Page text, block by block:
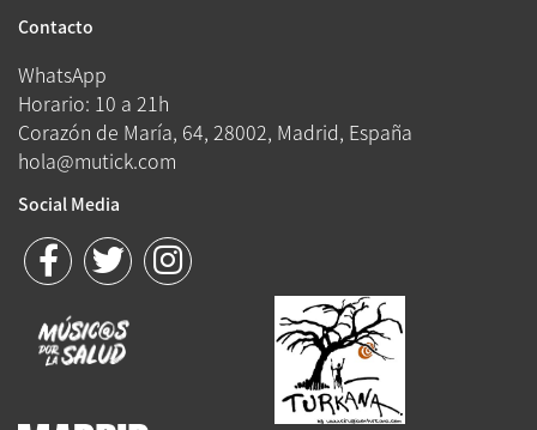
Contacto
WhatsApp
Horario: 10 a 21h
Corazón de María, 64, 28002, Madrid, España
hola@mutick.com
Social Media